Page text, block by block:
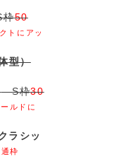
50
トにアッ
型）
S枠30
ルドに
ラシッ
枠